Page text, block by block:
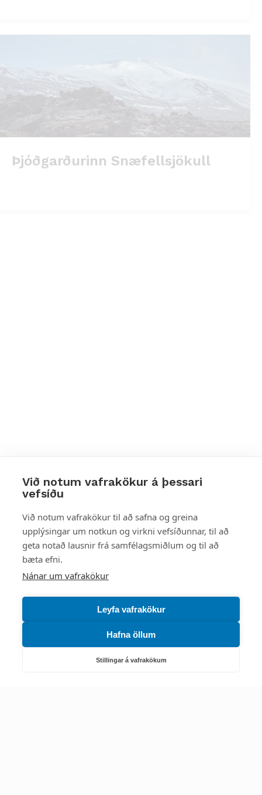
Við notum vafrakökur á þessari
vefsíðu
Við notum vafrakökur til að safna og greina
upplýsingar um notkun og virkni vefsíðunnar, til að
geta notað lausnir frá samfélagsmiðlum og til að
bæta efni.
Nánar um vafrakökur
Leyfa vafrakökur
Hafna öllum
Stillingar á vafrakökum
Þjóðgarðurinn Snæfellsjökull
Styttu þér leið
Mest skoðað
Starfsstöðvar
Náttúruverndarstofnun
Veiðimál, friðlýst svæði, landvarsla og náttúruvernd